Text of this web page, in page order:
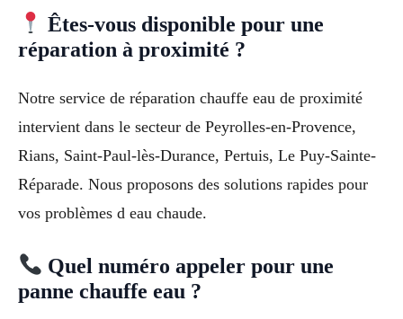
Êtes-vous disponible pour une
réparation à proximité ?
Notre service de réparation chauffe eau de proximité
intervient dans le secteur de Peyrolles-en-Provence,
Rians, Saint-Paul-lès-Durance, Pertuis, Le Puy-Sainte-
Réparade. Nous proposons des solutions rapides pour
vos problèmes d eau chaude.
Quel numéro appeler pour une
panne chauffe eau ?